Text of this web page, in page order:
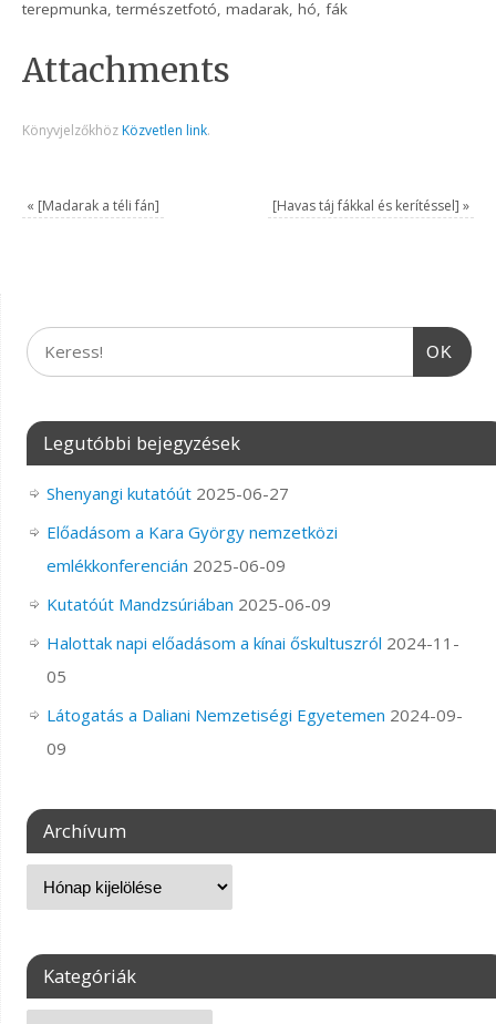
terepmunka, természetfotó, madarak, hó, fák
Attachments
Könyvjelzőkhöz Közvetlen link.
« [Madarak a téli fán] [Havas táj fákkal és kerítéssel] »
OK
Legutóbbi bejegyzések
Shenyangi kutatóút 2025-06-27
Előadásom a Kara György nemzetközi
emlékkonferencián 2025-06-09
Kutatóút Mandzsúriában 2025-06-09
Halottak napi előadásom a kínai őskultuszról 2024-11-
05
Látogatás a Daliani Nemzetiségi Egyetemen 2024-09-
09
Archívum
Kategóriák